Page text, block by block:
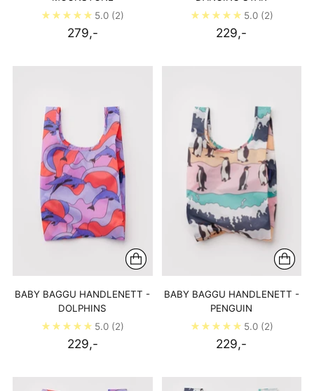
5.0 (2)
279,-
5.0 (2)
229,-
BABY BAGGU HANDLENETT -
DOLPHINS
5.0 (2)
229,-
BABY BAGGU HANDLENETT -
PENGUIN
5.0 (2)
229,-